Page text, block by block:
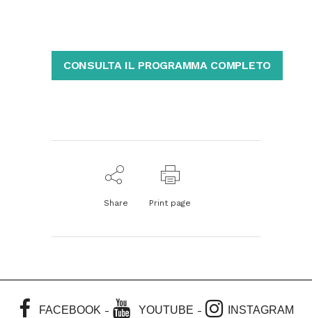
CONSULTA IL PROGRAMMA COMPLETO
Share Print page
FACEBOOK- YOUTUBE - INSTAGRAM